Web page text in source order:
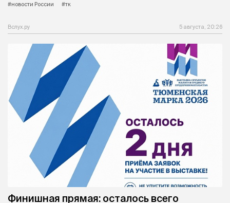
#новости России #тк
Вслух.ру 5 августа, 20:26
Финишная прямая: осталось всего